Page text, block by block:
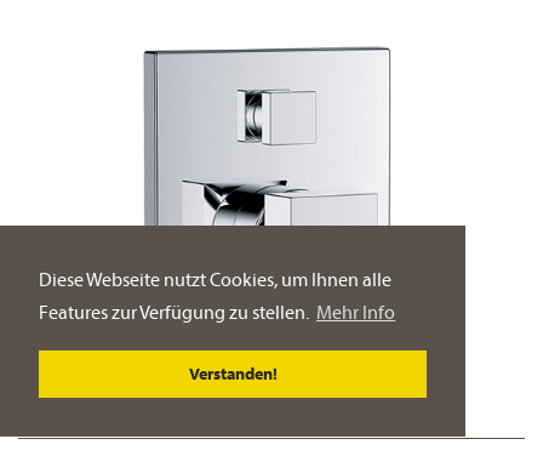
Diese Webseite nutzt Cookies, um Ihnen alle
Features zur Verfügung zu stellen. Mehr Info
Verstanden!